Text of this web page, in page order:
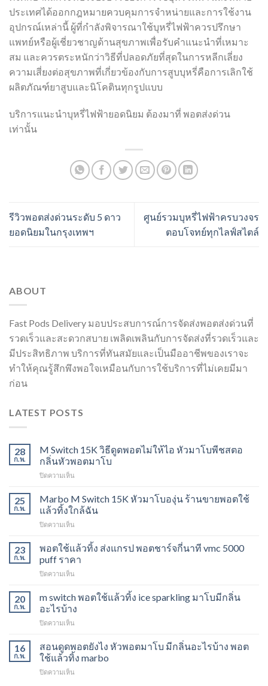
ประเทศได้ออกกฎหมายควบคุมการจำหน่ายและการใช้งาน
อุปกรณ์เหล่านี้ ผู้ที่กำลังพิจารณาใช้บุหรี่ไฟฟ้าควรปรึกษา
แพทย์หรือผู้เชี่ยวชาญด้านสุขภาพเพื่อรับคำแนะนำที่เหมาะ
สม และควรตระหนักว่าวิธีที่ปลอดภัยที่สุดในการหลีกเลี่ยง
ความเสี่ยงต่อสุขภาพที่เกี่ยวข้องกับการสูบบุหรี่คือการเลิกใช้
ผลิตภัณฑ์ยาสูบและนิโคตินทุกรูปแบบ
บริการแนะนำบุหรี่ไฟฟ้ายอดนิยม ต้องมาที่ พอตส่งด่วน
เท่านั้น
รีวิวพอตส่งด่วนระดับ 5 ดาว
ยอดนิยมในกรุงเทพฯ
ศูนย์รวมบุหรี่ไฟฟ้าครบวงจร
ตอบโจทย์ทุกไลฟ์สไตล์
ABOUT
Fast Pods Delivery มอบประสบการณ์การจัดส่งพอตส่งด่วนที่
รวดเร็วและสะดวกสบาย เพลิดเพลินกับการจัดส่งที่รวดเร็วและ
มีประสิทธิภาพ บริการที่ทันสมัยและเป็นมืออาชีพของเราจะ
ทำให้คุณรู้สึกพึงพอใจเหมือนกับการใช้บริการที่ไม่เคยมีมา
ก่อน
LATEST POSTS
28
ก.พ.
M Switch 15K วิธีดูดพอตไม่ให้ไอ หัวมาโบพีชสตอ
กลิ่นหัวพอตมาโบ
ปิดความเห็น
Switch
15K
วิธี
ดูด
ไม่
ให้
หัว
โบ
พีช
กลิ่น
พอ
ตมา
25
ก.พ.
Marbo M Switch 15K หัวมาโบองุ่น ร้านขายพอตใช้
แล้วทิ้งใกล้ฉัน
ปิดความเห็น
M
Switch
15K
หัว
โบ
องุ่น
ขาย
ใช้
แล้ว
ใกล้
23
ก.พ.
พอตใช้แล้วทิ้ง ส่งแกรป พอตชาร์จกี่นาที vmc 5000
puff ราคา
ปิดความเห็น
แล้ว
ทิ้ง
ส่ง
พอต
ชาร์จ
นาที
20
ก.พ.
m switch พอตใช้แล้วทิ้ง ice sparkling มาโบมีกลิ่น
อะไรบ้าง
ปิดความเห็น
switch
พอต
ใช้
แล้ว
16
ก.พ.
สอนดูดพอตยังไง หัวพอตมาโบ มีกลิ่นอะไรบ้าง พอต
ใช้แล้วทิ้ง marbo
ปิดความเห็น